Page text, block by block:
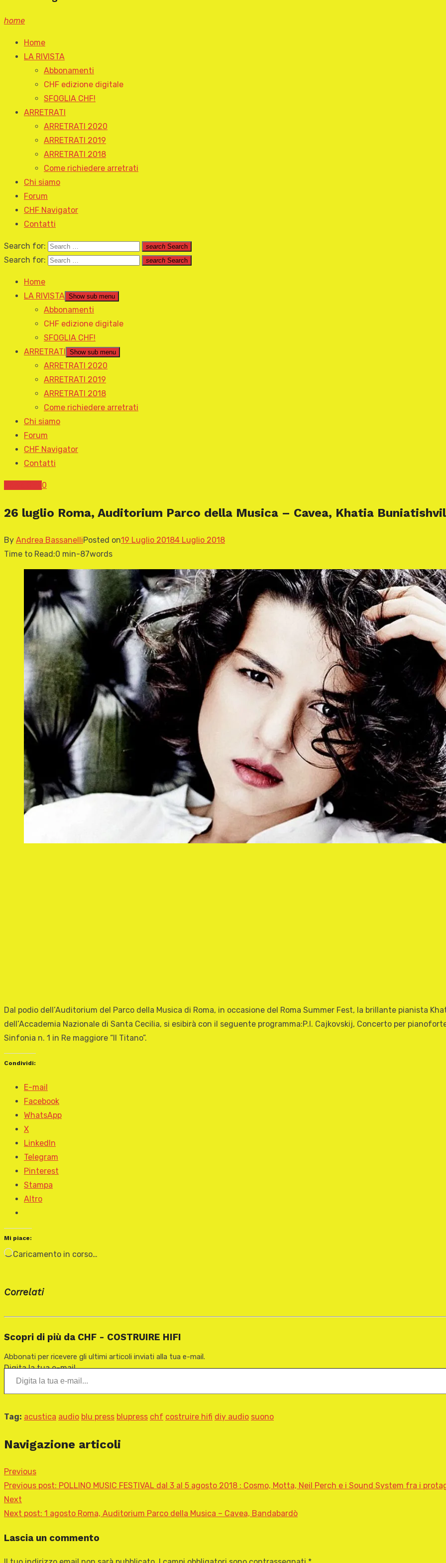
home
Home
LA RIVISTA
Abbonamenti
CHF edizione digitale
SFOGLIA CHF!
ARRETRATI
ARRETRATI 2020
ARRETRATI 2019
ARRETRATI 2018
Come richiedere arretrati
Chi siamo
Forum
CHF Navigator
Contatti
Search for: search Search
Search for: search Search
Home
LA RIVISTA Show sub menu
Abbonamenti
CHF edizione digitale
SFOGLIA CHF!
ARRETRATI
Show sub menu
ARRETRATI 2020
ARRETRATI 2019
ARRETRATI 2018
Come richiedere arretrati
Chi siamo
Forum
CHF Navigator
Contatti
0
26 luglio Roma, Auditorium Parco della Musica – Cavea, Khatia
By Andrea BassanelliPosted on19 Luglio 20184 Luglio 2018
Time to Read:0 min-87words
Dal podio dell’Auditorium del Parco della Musica di Roma, in occasione del Roma Summer Fest, la brillante pianista
dell’Accademia Nazionale di Santa Cecilia, si esibirà con il seguente programma:P.I. Cajkovskij, Concerto per
Sinfonia n. 1 in Re maggiore “Il Titano”.
Condividi:
E-mail
Facebook
WhatsApp
X
LinkedIn
Telegram
Pinterest
Stampa
Altro
Mi piace:
Caricamento in corso…
Correlati
Scopri di più da CHF - COSTRUIRE HIFI
Abbonati per ricevere gli ultimi articoli inviati alla tua e-mail.
Digita la tua e-mail...
Tag: acustica audio blu press blupress chf costruire hifi diy audio suono
Navigazione articoli
Previous
Previous post: POLLINO MUSIC FESTIVAL dal 3 al 5 agosto 2018 : Cosmo, Motta, Neil Perch e i Sound System fra i
Next
Next post: 1 agosto Roma, Auditorium Parco della Musica – Cavea, Bandabardò
Lascia un commento